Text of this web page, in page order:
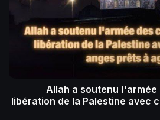
Allah a soutenu
libération de la Palestine avec